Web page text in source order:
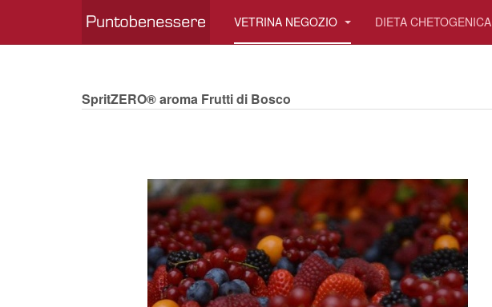
VETRINA NEGOZIO DIETA CHETOGENICA
SpritZERO® aroma Frutti di Bosco